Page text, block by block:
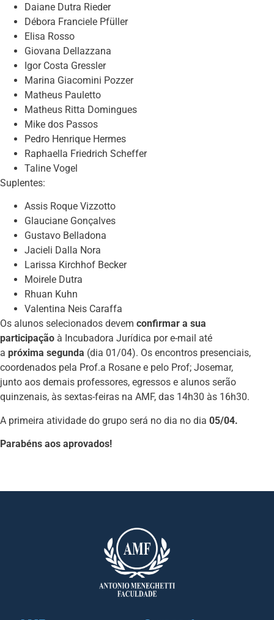
Daiane Dutra Rieder
Débora Franciele Pfüller
Elisa Rosso
Giovana Dellazzana
Igor Costa Gressler
Marina Giacomini Pozzer
Matheus Pauletto
Matheus Ritta Domingues
Mike dos Passos
Pedro Henrique Hermes
Raphaella Friedrich Scheffer
Taline Vogel
Suplentes:
Assis Roque Vizzotto
Glauciane Gonçalves
Gustavo Belladona
Jacieli Dalla Nora
Larissa Kirchhof Becker
Moirele Dutra
Rhuan Kuhn
Valentina Neis Caraffa
Os alunos selecionados devem confirmar a sua
participação à Incubadora Jurídica por e-mail até
a próxima segunda (dia 01/04). Os encontros presenciais,
coordenados pela Prof.a Rosane e pelo Prof; Josemar,
junto aos demais professores, egressos e alunos serão
quinzenais, às sextas-feiras na AMF, das 14h30 às 16h30.
A primeira atividade do grupo será no dia no dia 05/04.
Parabéns aos aprovados!